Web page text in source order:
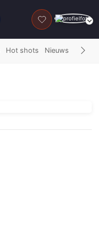
DONEER
Hot shots Nieuws Fails